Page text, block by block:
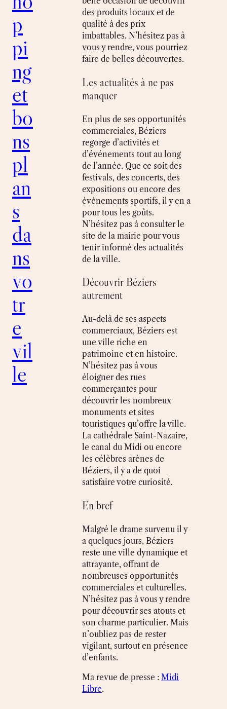
p
pi
ng
et
bo
ns
pl
an
s
da
ns
vo
tr
e
vil
le
des produits locaux et de
qualité à des prix
imbattables. N’hésitez pas à
vous y rendre, vous pourriez
faire de belles découvertes.
Les actualités à ne pas
manquer
En plus de ses opportunités
commerciales, Béziers
regorge d’activités et
d’événements tout au long
de l’année. Que ce soit des
festivals, des concerts, des
expositions ou encore des
événements sportifs, il y en a
pour tous les goûts.
N’hésitez pas à consulter le
site de la mairie pour vous
tenir informé des actualités
de la ville.
Découvrir Béziers
autrement
Au-delà de ses aspects
commerciaux, Béziers est
une ville riche en
patrimoine et en histoire.
N’hésitez pas à vous
éloigner des rues
commerçantes pour
découvrir les nombreux
monuments et sites
touristiques qu’offre la ville.
La cathédrale Saint-Nazaire,
le canal du Midi ou encore
les célèbres arènes de
Béziers, il y a de quoi
satisfaire votre curiosité.
En bref
Malgré le drame survenu il y
a quelques jours, Béziers
reste une ville dynamique et
attrayante, offrant de
nombreuses opportunités
commerciales et culturelles.
N’hésitez pas à vous y rendre
pour découvrir ses atouts et
son charme particulier. Mais
n’oubliez pas de rester
vigilant, surtout en présence
d’enfants.
Ma revue de presse : Midi
Libre.